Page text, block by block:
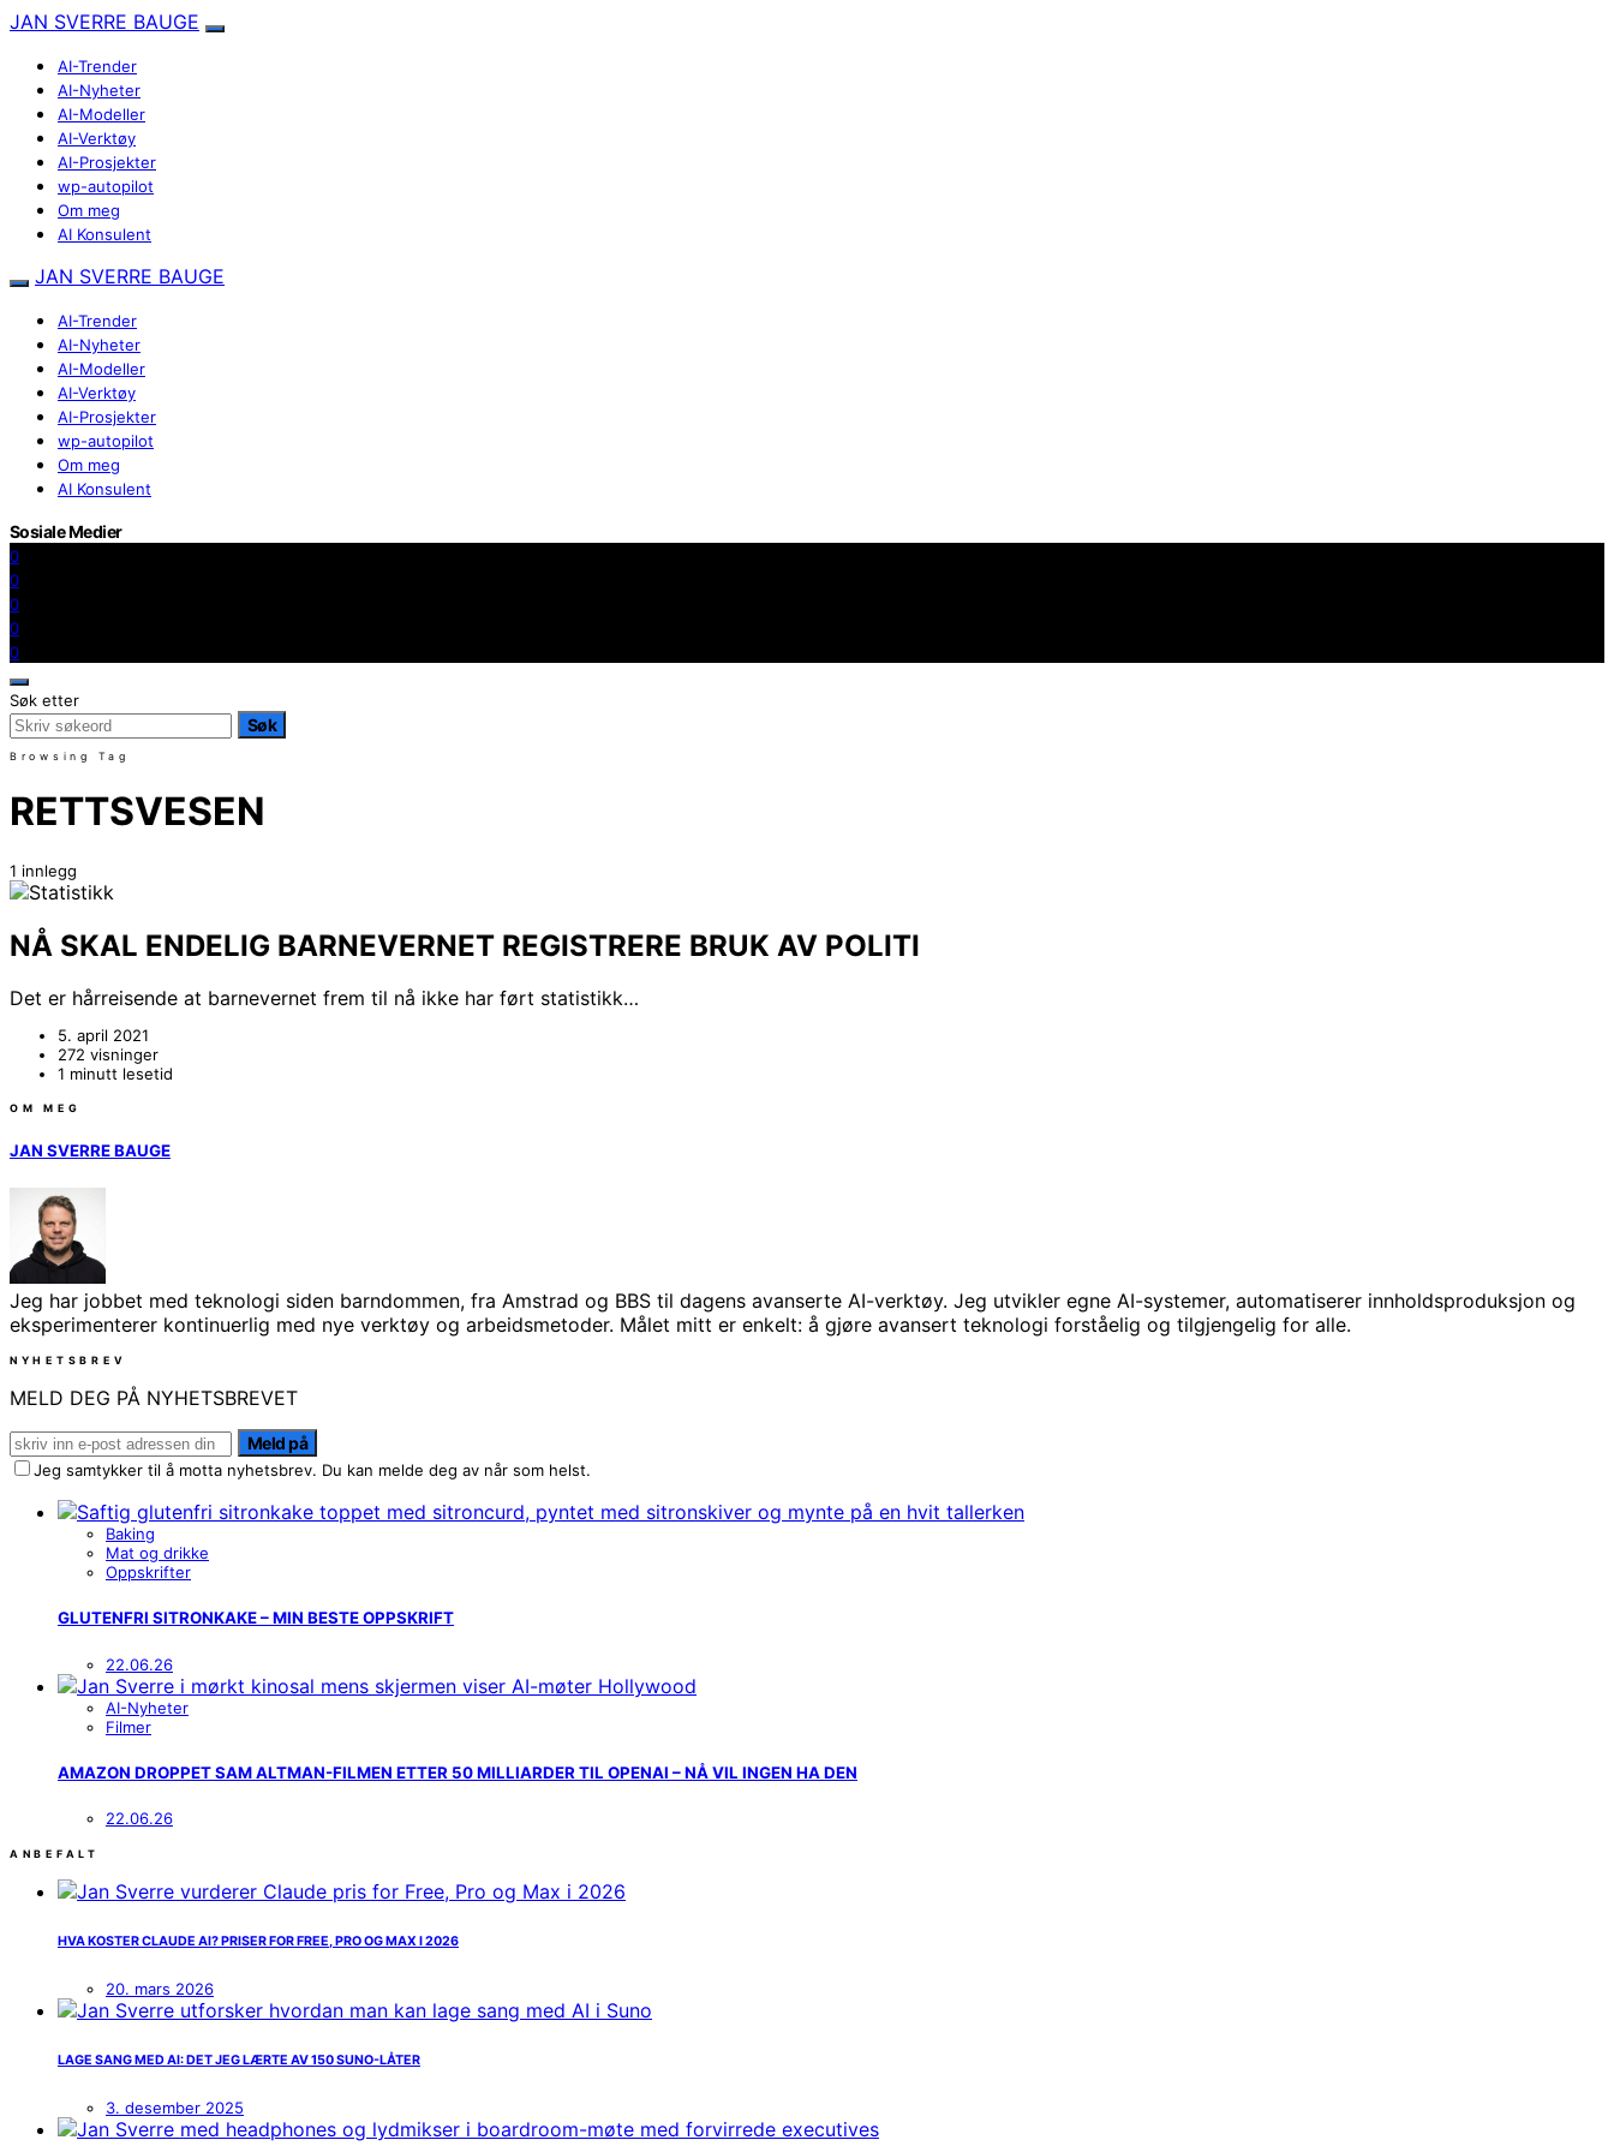
JAN SVERRE BAUGE
AI-Trender
AI-Nyheter
AI-Modeller
AI-Verktøy
AI-Prosjekter
wp-autopilot
Om meg
AI Konsulent
JAN SVERRE BAUGE
AI-Trender
AI-Nyheter
AI-Modeller
AI-Verktøy
AI-Prosjekter
wp-autopilot
Om meg
AI Konsulent
Sosiale Medier
0
0
0
0
0
Søk etter
Søk
Browsing Tag
RETTSVESEN
1 innlegg
NÅ SKAL ENDELIG BARNEVERNET REGISTRERE BRUK AV POLITI
Det er hårreisende at barnevernet frem til nå ikke har ført statistikk…
5. april 2021
272 visninger
1 minutt lesetid
OM MEG
JAN SVERRE BAUGE
Jeg har jobbet med teknologi siden barndommen, fra Amstrad og BBS til dagens avanserte AI-verktøy. Jeg utvikler egne AI-systemer, automatiserer innholdsproduksjon og
eksperimenterer kontinuerlig med nye verktøy og arbeidsmetoder. Målet mitt er enkelt: å gjøre avansert teknologi forståelig og tilgjengelig for alle.
NYHETSBREV
MELD DEG PÅ NYHETSBREVET
Meld på
Jeg samtykker til å motta nyhetsbrev. Du kan melde deg av når som helst.
Baking
Mat og drikke
Oppskrifter
GLUTENFRI SITRONKAKE – MIN BESTE OPPSKRIFT
22.06.26
AI-Nyheter
Filmer
AMAZON DROPPET SAM ALTMAN-FILMEN ETTER 50 MILLIARDER TIL OPENAI – NÅ VIL INGEN HA DEN
22.06.26
ANBEFALT
HVA KOSTER CLAUDE AI? PRISER FOR FREE, PRO OG MAX I 2026
20. mars 2026
LAGE SANG MED AI: DET JEG LÆRTE AV 150 SUNO-LÅTER
3. desember 2025